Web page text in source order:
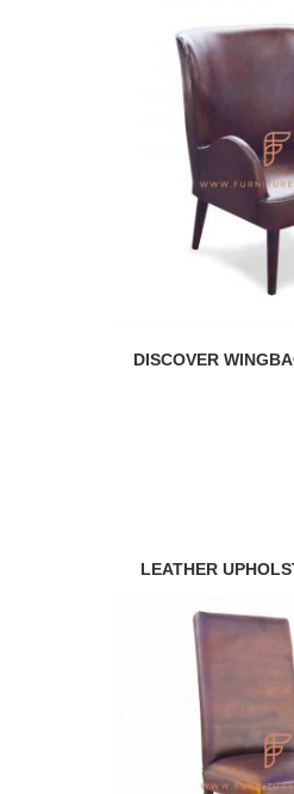
DISCOVER
LEATHER